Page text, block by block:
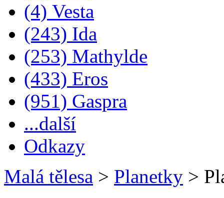
(4) Vesta
(243) Ida
(253) Mathylde
(433) Eros
(951) Gaspra
...další
Odkazy
Malá tělesa > Planetky >